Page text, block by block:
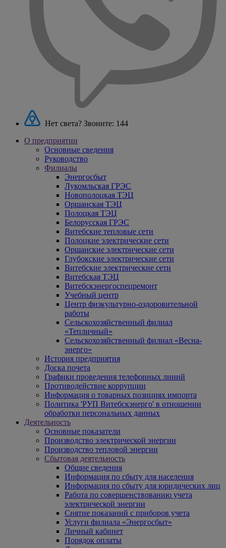
Нет света? Звоните: 144
О предприятии
Основные сведения
Руководство
Филиалы
Энергосбыт
Лукомльская ГРЭС
Новополоцкая ТЭЦ
Оршанская ТЭЦ
Полоцкая ТЭЦ
Белорусская ГРЭС
Витебские тепловые сети
Полоцкие электрические сети
Оршанские электрические сети
Глубокские электрические сети
Витебские электрические сети
Витебская ТЭЦ
Витебскэнергоспецремонт
Учебный центр
Центр физкультурно-оздоровительной
работы
Сельскохозяйственный филиал
«Тепличный»
Сельскохозяйственный филиал «Весна-
энерго»
История предприятия
Доска почета
Графики проведения телефонных линий
Противодействие коррупции
Информация о товарных позициях импорта
Политика 'РУП Витебскэнерго' в отношении
обработки персональных данных
Деятельность
Основные показатели
Производство электрической энергии
Производство тепловой энергии
Сбытовая деятельность
Общие сведения
Информация по сбыту для населения
Информация по сбыту для юридических лиц
Работа по совершенствованию учета
электрической энергии
Снятие показаний с приборов учета
Услуги филиала «Энергосбыт»
Личный кабинет
Порядок оплаты